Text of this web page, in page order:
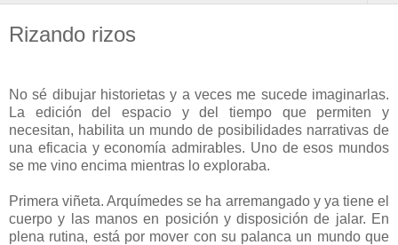
Rizando rizos
No sé dibujar historietas y a veces me sucede imaginarlas.
La edición del espacio y del tiempo que permiten y
necesitan, habilita un mundo de posibilidades narrativas de
una eficacia y economía admirables. Uno de esos mundos
se me vino encima mientras lo exploraba.
Primera viñeta. Arquímedes se ha arremangado y ya tiene el
cuerpo y las manos en posición y disposición de jalar. En
plena rutina, está por mover con su palanca un mundo que